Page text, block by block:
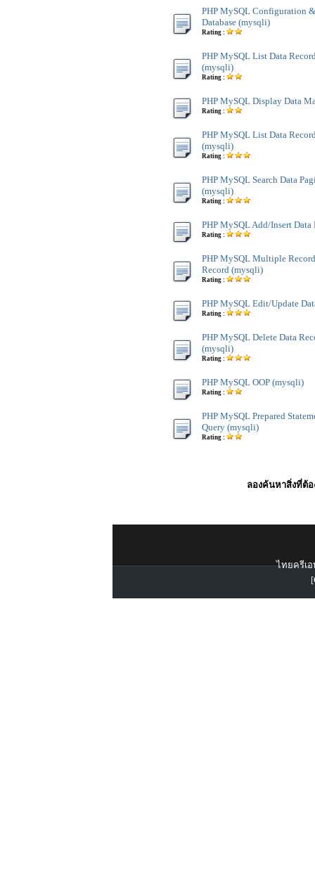
PHP MySQL Configuration
Database (mysqli)
Rating :
PHP MySQL List Data
(mysqli)
Rating :
PHP MySQL Display Data
Rating :
PHP MySQL List Data
(mysqli)
Rating :
PHP MySQL Search Data
(mysqli)
Rating :
PHP MySQL Add/Insert
Rating :
PHP MySQL Multiple
Record (mysqli)
Rating :
PHP MySQL Edit/Update
Rating :
PHP MySQL Delete Data
(mysqli)
Rating :
PHP MySQL OOP (mysqli)
Rating :
PHP MySQL Prepared
Query (mysqli)
Rating :
ลองค้นหาสิ่งที่ต้อ
ไทยครีเอ
[